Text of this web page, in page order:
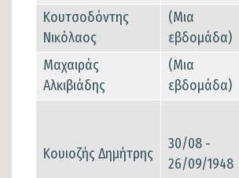
Κουτσοδόντης
Νικόλαος
(Μια
εβδομάδα)
Μαχαιράς
Αλκιβιάδης
(Μια
εβδομάδα)
Κουιοζής Δημήτρης
30/08 -
26/09/1948